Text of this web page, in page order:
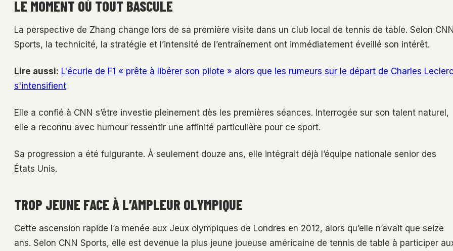
LE MOMENT OÙ TOUT BASCULE
La perspective de Zhang change lors de sa première visite dans un club local de tennis de table. Selon
Sports, la technicité, la stratégie et l’intensité de l’entraînement ont immédiatement éveillé son intérêt.
Lire aussi: L'écurie de F1 « prête à libérer son pilote » alors que les rumeurs sur le départ de Charles
s'intensifient
Elle a confié à CNN s’être investie pleinement dès les premières séances. Interrogée sur son talent naturel,
elle a reconnu avec humour ressentir une affinité particulière pour ce sport.
Sa progression a été fulgurante. À seulement douze ans, elle intégrait déjà l’équipe nationale senior des
États Unis.
TROP JEUNE FACE À L’AMPLEUR OLYMPIQUE
Cette ascension rapide l’a menée aux Jeux olympiques de Londres en 2012, alors qu’elle n’avait que seize
ans. Selon CNN Sports, elle est devenue la plus jeune joueuse américaine de tennis de table à participer